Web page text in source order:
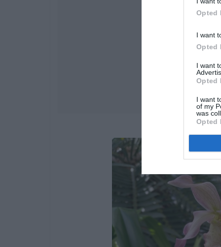
Opted
I want
Opted
I want
Opted
I want
of my
was
Opted